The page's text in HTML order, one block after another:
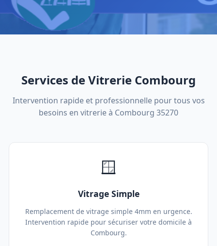
Services de Vitrerie Combourg
Intervention rapide et professionnelle pour tous vos
besoins en vitrerie à Combourg 35270
🪟
Vitrage Simple
Remplacement de vitrage simple 4mm en urgence.
Intervention rapide pour sécuriser votre domicile à
Combourg.